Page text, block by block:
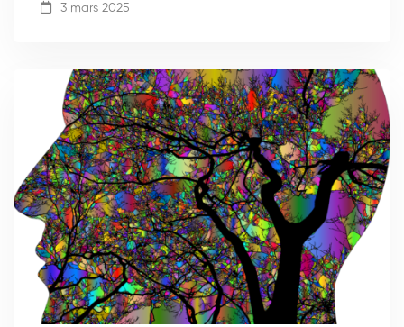
3 mars 2025